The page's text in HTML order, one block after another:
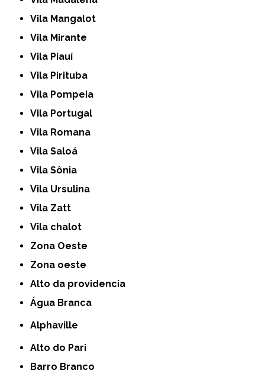
Vila Mangalot
Vila Mirante
Vila Piauí
Vila Pirituba
Vila Pompeia
Vila Portugal
Vila Romana
Vila Saloá
Vila Sônia
Vila Ursulina
Vila Zatt
Vila chalot
Zona Oeste
Zona oeste
alto da providencia
Água Branca
Alphaville
Alto do Pari
Barro Branco